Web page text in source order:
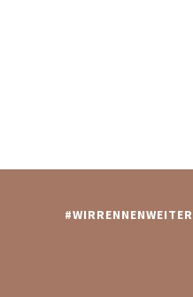
#WIRRENNENWEITER